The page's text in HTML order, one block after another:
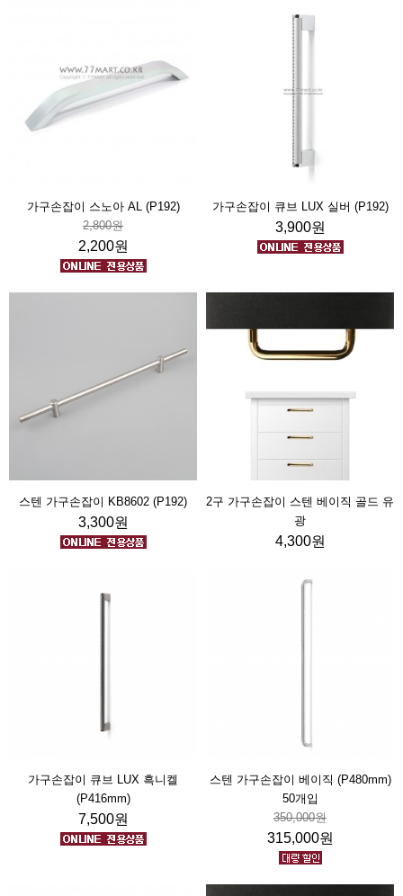
가구손잡이 스노아 AL (P192)
2,800원
2,200원
가구손잡이 큐브 LUX 실버 (P192)
3,900원
스텐 가구손잡이 KB8602 (P192)
3,300원
2구 가구손잡이 스텐 베이직 골드 유
광
4,300원
가구손잡이 큐브 LUX 흑니켈
(P416mm)
7,500원
스텐 가구손잡이 베이직 (P480mm)
50개입
350,000원
315,000원